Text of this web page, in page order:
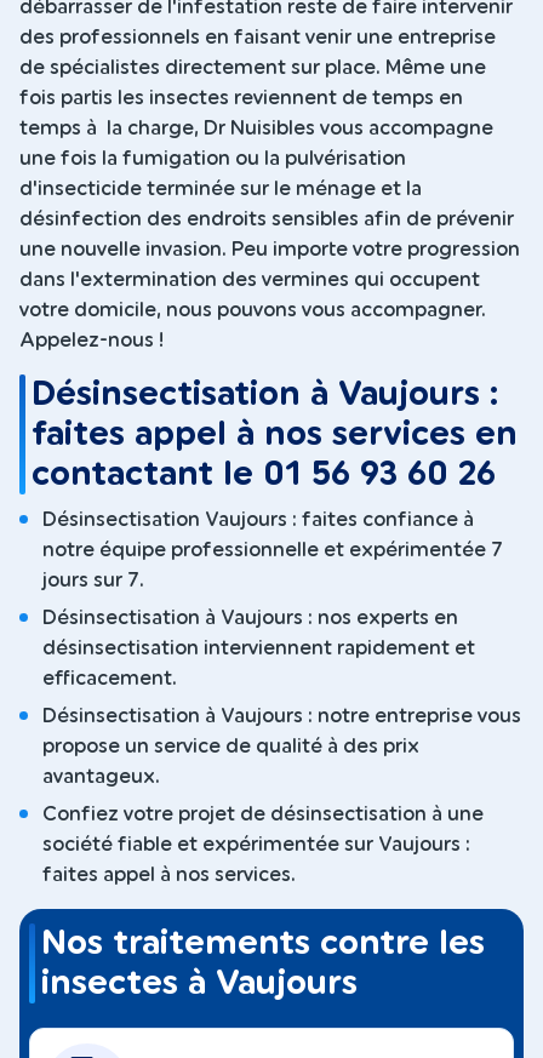
débarrasser de l'infestation reste de faire intervenir
des professionnels en faisant venir une entreprise
de spécialistes directement sur place. Même une
fois partis les insectes reviennent de temps en
temps à la charge, Dr Nuisibles vous accompagne
une fois la fumigation ou la pulvérisation
d'insecticide terminée sur le ménage et la
désinfection des endroits sensibles afin de prévenir
une nouvelle invasion. Peu importe votre progression
dans l'extermination des vermines qui occupent
votre domicile, nous pouvons vous accompagner.
Appelez-nous !
Désinsectisation à Vaujours :
faites appel à nos services en
contactant le 01 56 93 60 26
Désinsectisation Vaujours : faites confiance à
notre équipe professionnelle et expérimentée 7
jours sur 7.
Désinsectisation à Vaujours : nos experts en
désinsectisation interviennent rapidement et
efficacement.
Désinsectisation à Vaujours : notre entreprise vous
propose un service de qualité à des prix
avantageux.
Confiez votre projet de désinsectisation à une
société fiable et expérimentée sur Vaujours :
faites appel à nos services.
Nos traitements contre les
insectes à Vaujours